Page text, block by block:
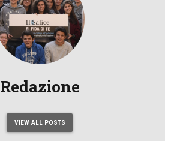
Redazione
VIEW ALL POSTS